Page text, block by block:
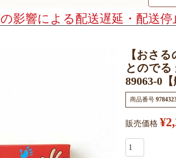
の影響による配送遅延・配送
【おさ
とのでる
89063-0
商品番号
販売価格 ¥